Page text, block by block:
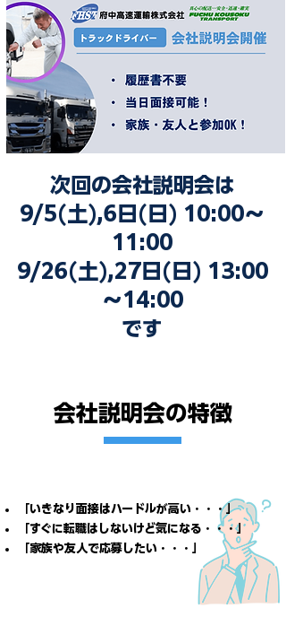
次回の会社説明会は
9/5(土),6日(日) 10:00～
11:00
9/26(土),27日(日) 13:00
～14:00
です
会社説明会の特徴
「いきなり面接はハードルが高い・・・」
「すぐに転職はしないけど気になる・・・」
「家族や友人で応募したい・・・」